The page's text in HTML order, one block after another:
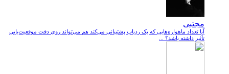
مجتبی
آیا تعداد ماهواره‌هایی که یک ردیاب پشتیبانی می‌کند هم می‌تواند روی دقت موقعیت‌یابی
تأثیر داشته باشد؟ ...